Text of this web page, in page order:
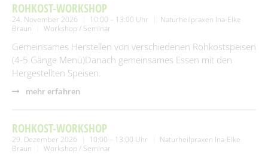
ROHKOST-WORKSHOP
24. November 2026 10:00 – 13:00 Uhr
Naturheilpraxen Ina-Elke
Braun
Workshop / Seminar
Gemeinsames Herstellen von verschiedenen Rohkostspeisen
(4-5 Gänge Menü)Danach gemeinsames Essen mit den
Hergestellten Speisen.
mehr erfahren
ROHKOST-WORKSHOP
29. Dezember 2026 10:00 – 13:00 Uhr
Naturheilpraxen Ina-Elke
Braun
Workshop / Seminar